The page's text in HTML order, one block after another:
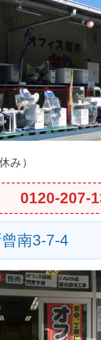
み）
0120-207-
南3-7-4